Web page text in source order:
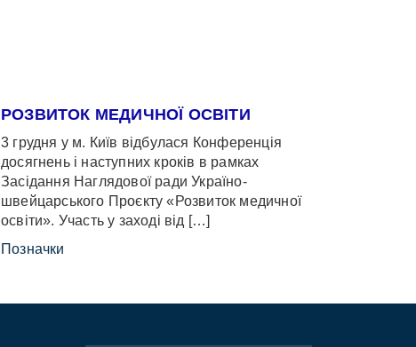
РОЗВИТОК МЕДИЧНОЇ ОСВІТИ
3 грудня у м. Київ відбулася Конференція
досягнень і наступних кроків в рамках
Засідання Наглядової ради Україно-
швейцарського Проєкту «Розвиток медичної
освіти». Участь у заході від […]
Позначки